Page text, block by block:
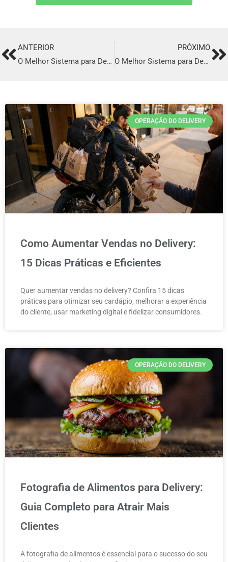
PrevANTERIOR
O Melhor Sistema para Delivery em Fazenda Rio Grande
PRÓXIMO
O Melhor Sistema para Delivery em Paranavaí
OPERAÇÃO DO DELIVERY
Como Aumentar Vendas no Delivery:
15 Dicas Práticas e Eficientes
Quer aumentar vendas no delivery? Confira 15 dicas
práticas para otimizar seu cardápio, melhorar a experiência
do cliente, usar marketing digital e fidelizar consumidores.
OPERAÇÃO DO DELIVERY
Fotografia de Alimentos para Delivery:
Guia Completo para Atrair Mais
Clientes
A fotografia de alimentos é essencial para o sucesso do seu